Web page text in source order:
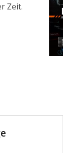
Zeit.